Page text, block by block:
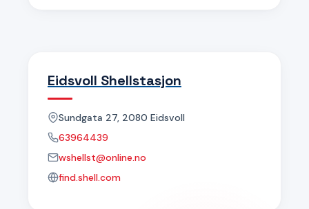
Eidsvoll Shellstasjon
Sundgata 27, 2080 Eidsvoll
63964439
wshellst@online.no
find.shell.com